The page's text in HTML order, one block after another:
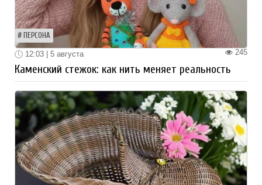
ПЕРСОНА
245
12:03 | 5 августа
Каменский стежок: как нить меняет реальность